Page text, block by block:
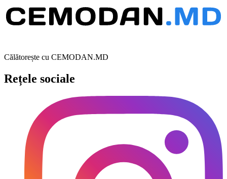
Călătorește cu CEMODAN.MD
Rețele sociale